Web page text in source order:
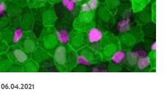
06.04.2021